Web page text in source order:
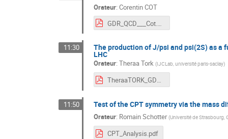
Orateur: Corentin COT
11:30 The production of J/psi and psi(2S) as
LHC
Orateur: Theraa Tork (IJCLab, université paris-saclay)
TheraaTORK_GDRQCD.pdf
11:50 Test of the CPT symmetry via the mass
Orateur: Romain Schotter (Université de Strasbourg,
CPT_Analysis.pdf